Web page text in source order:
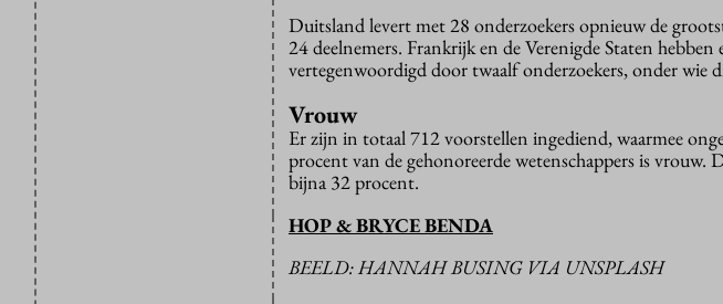
Duitsland levert met 28 onderzoekers opnieuw de
24 deelnemers. Frankrijk en de Verenigde Staten
vertegenwoordigd door twaalf onderzoekers, onder wie
Vrouw
Er zijn in totaal 712 voorstellen ingediend, waarmee
procent van de gehonoreerde wetenschappers is vrouw.
bijna 32 procent.
HOP & BRYCE BENDA
BEELD: HANNAH BUSING VIA UNSPLASH